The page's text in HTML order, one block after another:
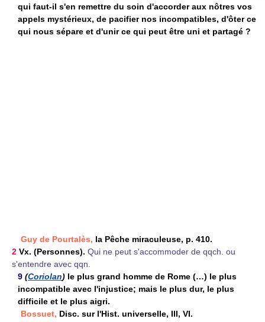
qui faut-il s'en remettre du soin d'accorder aux nôtres vos
appels mystérieux, de pacifier nos incompatibles, d'ôter ce
qui nous sépare et d'unir ce qui peut être uni et partagé ?
Guy de Pourtalès, la Pêche miraculeuse, p. 410.
2 Vx. (Personnes). Qui ne peut s'accommoder de qqch. ou
s'entendre avec qqn.
9 (Coriolan) le plus grand homme de Rome (…) le plus
incompatible avec l'injustice; mais le plus dur, le plus
difficile et le plus aigri.
Bossuet, Disc. sur l'Hist. universelle, III, VI.